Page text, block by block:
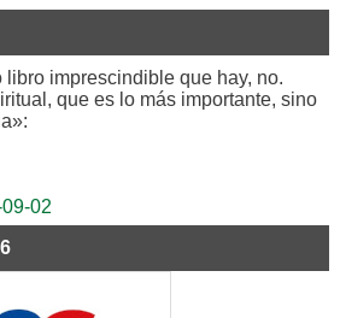
libro imprescindible que hay, no.
que es lo más importante, sino